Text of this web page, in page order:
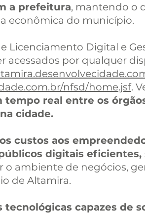
a prefeitura, mantendo o
econômica do município.
Licenciamento Digital e
acessados por qualquer
nfsd/home.jsf.
tempo real entre os
cidade.
custos aos
digitais eficientes,
o ambiente de negócios,
de Altamira.
tecnológicas capazes de